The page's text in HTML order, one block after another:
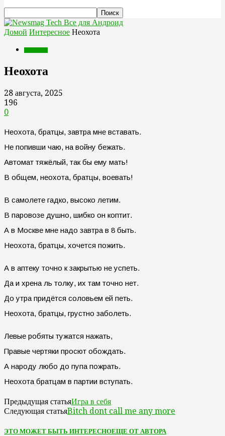
Все для Андроид
Домой Интересное Неохота
Неохота
28 августа, 2025
196
0
Неохота, братцы, завтра мне вставать.
Не попивши чаю, на войну бежать.
Автомат тяжёлый, так бы ему мать!
В общем, неохота, братцы, воевать!
В самолете гадко, высоко летим.
В паровозе душно, шибко он коптит.
А в Москве мне надо завтра в 8 быть.
Неохота, братцы, хочется пожить.
А в аптеку точно к закрытью не успеть.
Да и хрена ль толку, их там точно нет.
До утра придётся соловьем ей петь.
Неохота, братцы, грустно заболеть.
Левые робяты тужатся нажать,
Правые чертяки просют обождать.
А народу любо до пупа пожрать.
Неохота братцам в партии вступать.
Предыдущая статьяИгра в себя
Следующая статьяBitch dont call me any more
ЭТО МОЖЕТ БЫТЬ ИНТЕРЕСНОЕЩЕ ОТ АВТОРА